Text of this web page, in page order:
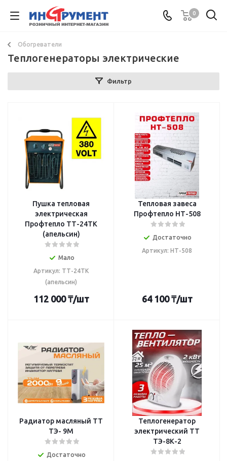
0
Обогреватели
Теплогенераторы электрические
Фильтр
Пушка тепловая
электрическая
Профтепло ТТ-24ТК
(апельсин)
Мало
Артикул: ТТ-24ТК
(апельсин)
112 000₸/шт
Тепловая завеса
Профтепло НТ-508
Достаточно
Артикул: НТ-508
64 100₸/шт
Радиатор масляный TT
ТЭ- 9М
Достаточно
Теплогенератор
электрический TT
ТЭ-8К-2